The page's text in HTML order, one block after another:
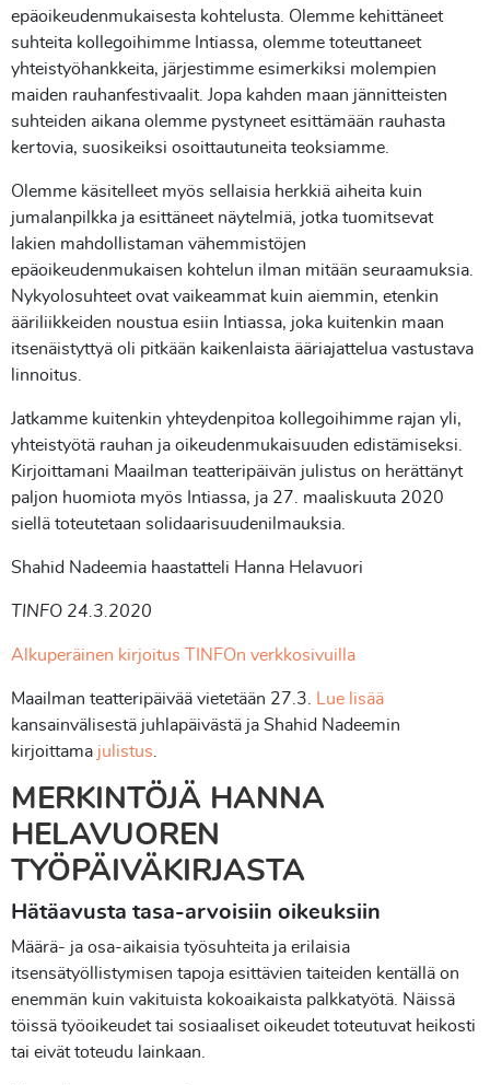
epäoikeudenmukaisesta kohtelusta. Olemme kehittäneet
suhteita kollegoihimme Intiassa, olemme toteuttaneet
yhteistyöhankkeita, järjestimme esimerkiksi molempien
maiden rauhanfestivaalit. Jopa kahden maan jännitteisten
suhteiden aikana olemme pystyneet esittämään rauhasta
kertovia, suosikeiksi osoittautuneita teoksiamme.
Olemme käsitelleet myös sellaisia herkkiä aiheita kuin
jumalanpilkka ja esittäneet näytelmiä, jotka tuomitsevat
lakien mahdollistaman vähemmistöjen
epäoikeudenmukaisen kohtelun ilman mitään seuraamuksia.
Nykyolosuhteet ovat vaikeammat kuin aiemmin, etenkin
ääriliikkeiden noustua esiin Intiassa, joka kuitenkin maan
itsenäistyttyä oli pitkään kaikenlaista ääriajattelua vastustava
linnoitus.
Jatkamme kuitenkin yhteydenpitoa kollegoihimme rajan yli,
yhteistyötä rauhan ja oikeudenmukaisuuden edistämiseksi.
Kirjoittamani Maailman teatteripäivän julistus on herättänyt
paljon huomiota myös Intiassa, ja 27. maaliskuuta 2020
siellä toteutetaan solidaarisuudenilmauksia.
Shahid Nadeemia haastatteli Hanna Helavuori
TINFO 24.3.2020
Alkuperäinen kirjoitus TINFOn verkkosivuilla
Maailman teatteripäivää vietetään 27.3.
Lue lisää
kansainvälisestä juhlapäivästä ja Shahid Nadeemin
kirjoittama julistus
MERKINTÖJÄ HANNA
HELAVUOREN
TYÖPÄIVÄKIRJASTA
Hätäavusta tasa-arvoisiin oikeuksiin
Määrä- ja osa-aikaisia työsuhteita ja erilaisia
itsensätyöllistymisen tapoja esittävien taiteiden kentällä on
enemmän kuin vakituista kokoaikaista palkkatyötä. Näissä
töissä työoikeudet tai sosiaaliset oikeudet toteutuvat heikosti
tai eivät toteudu lainkaan.